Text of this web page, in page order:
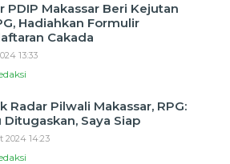
PDIP Makassar Beri Kejutan
Hadiahkan Formulir
Cakada
13:33
Radar Pilwali Makassar, RPG:
Ditugaskan, Saya Siap
2024 14:23